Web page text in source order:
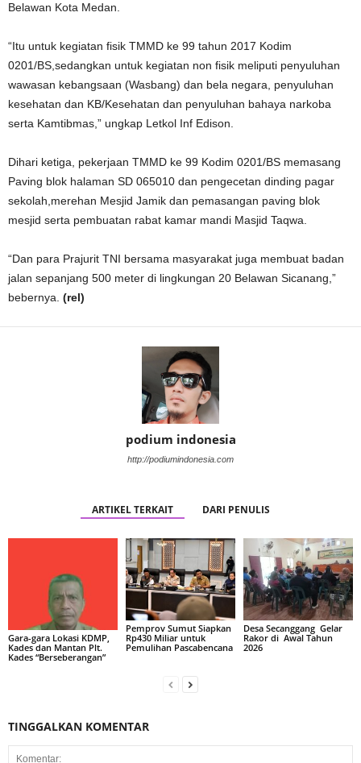
Belawan Kota Medan.
“Itu untuk kegiatan fisik TMMD ke 99 tahun 2017 Kodim
0201/BS,sedangkan untuk kegiatan non fisik meliputi penyuluhan
wawasan kebangsaan (Wasbang) dan bela negara, penyuluhan
kesehatan dan KB/Kesehatan dan penyuluhan bahaya narkoba
serta Kamtibmas,” ungkap Letkol Inf Edison.
Dihari ketiga, pekerjaan TMMD ke 99 Kodim 0201/BS memasang
Paving blok halaman SD 065010 dan pengecetan dinding pagar
sekolah,merehan Mesjid Jamik dan pemasangan paving blok
mesjid serta pembuatan rabat kamar mandi Masjid Taqwa.
“Dan para Prajurit TNI bersama masyarakat juga membuat badan
jalan sepanjang 500 meter di lingkungan 20 Belawan Sicanang,”
bebernya. (rel)
podium indonesia
http://podiumindonesia.com
ARTIKEL TERKAIT DARI PENULIS
Gara-gara Lokasi KDMP,
Kades dan Mantan Plt.
Kades “Berseberangan”
Pemprov Sumut Siapkan
Rp430 Miliar untuk
Pemulihan Pascabencana
Desa Secanggang Gelar
Rakor di Awal Tahun
2026
TINGGALKAN KOMENTAR